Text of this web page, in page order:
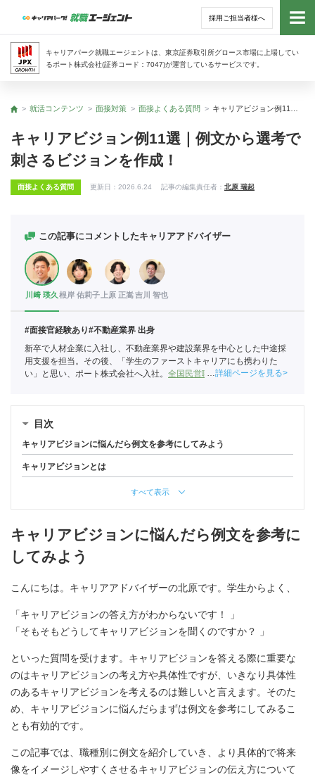
採用ご担当者様へ
キャリアパーク就職エージェントは、東京証券取引所グロース市場に上場してい
るポート株式会社(証券コード：7047)が運営しているサービスです。
トッ
トップ
就活コンテンツ 面接対策 面接よくある質問
キャリアビジョン例11選｜例文から選考で
刺さるビジョンを作成！
面接よくある質問 更新日： 2026.6.24 記事の編集責任者： 北原 瑞起
この記事にコメントしたキャリアアドバイザー
川﨑 瑛久 根岸 佑莉子 上原 正嵩吉川 智也
#面接官経験あり#不動産業界 出身
新卒で人材企業に入社し、不動産業界や建設業界を中心とした中途採
用支援を担当。その後、「学生のファーストキャリアにも携わりた
い」と思い、ポート株式会社へ入社。 全国民営職業紹介事業協会職業
詳細ページを見る
目次
キャリアビジョンに悩んだら例文を参考にしてみよう
キャリアビジョンとは
すべて表示
キャリアビジョンに悩んだら例文を参考に
してみよう
こんにちは。キャリアアドバイザーの北原です。学生からよく、
「キャリアビジョンの答え方がわからないです！ 」
「そもそもどうしてキャリアビジョンを聞くのですか？ 」
といった質問を受けます。キャリアビジョンを答える際に重要な
のはキャリアビジョンの考え方や具体性ですが、いきなり具体性
のあるキャリアビジョンを考えるのは難しいと言えます。そのた
め、キャリアビジョンに悩んだらまずは例文を参考にしてみるこ
とも有効的です。
この記事では、職種別に例文を紹介していき、より具体的で将来
像をイメージしやすくさせるキャリアビジョンの伝え方について